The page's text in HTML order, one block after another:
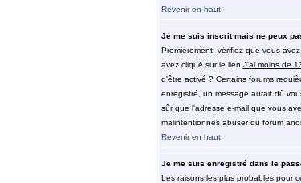
Revenir en haut
Je me suis inscrit mais ne peux
Premièrement, vérifiez que vous
avez cliqué sur le lien J'ai moins de
d'être activé ? Certains forums
enregistré, un message aurait dû
sûr que l'adresse e-mail que vous
malintentionnés abuser du forum
Revenir en haut
Je me suis enregistré dans le
Les raisons les plus probables pour